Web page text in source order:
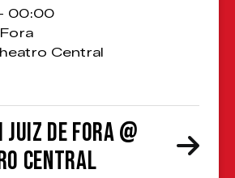
00:00
Central
Juiz de Fora @
Central